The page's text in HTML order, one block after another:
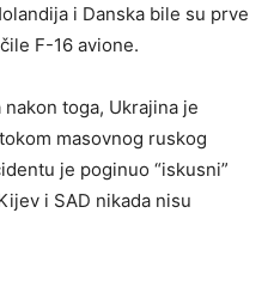
i Danska bile su prve
F-16 avione.
toga, Ukrajina je
masovnog ruskog
je poginuo “iskusni”
i SAD nikada nisu